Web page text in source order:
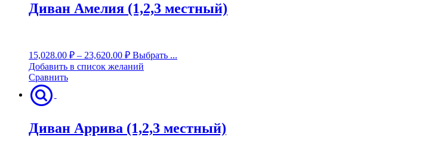
Диван Амелия (1,2,3 местный)
15,028.00 ₽ – 23,620.00 ₽ Выбрать ...
Добавить в список желаний
Сравнить
Диван Аррива (1,2,3 местный)